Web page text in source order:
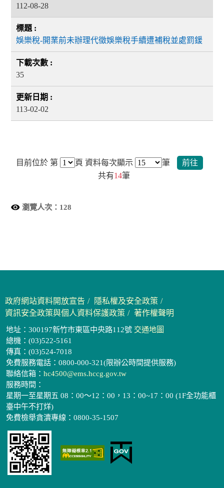
112-08-28
娛樂稅-開業前未辦理代徵娛樂稅手續遭補稅並處罰鍰
35
113-02-02
目前位於 第 頁 資料每次顯示 筆
前往
共有14筆
瀏覽人次： 128
政府網站資料開放宣告
隱私權及安全政策
資訊安全政策與個人資料保護政策
著作權聲明
地址：300197新竹市東區中央路112號 交通地圖
總機：(03)522-5161
傳真：(03)524-7018
免費服務電話：0800-000-321(限辦公時間提供服務)
聯絡信箱： hc4500@ems.hccg.gov.tw
服務時間：
星期一至星期五 08：00～12：00，13：00~17：00 (1F全功能櫃
臺中午不打烊)
免費檢舉貪瀆專線：0800-35-1507